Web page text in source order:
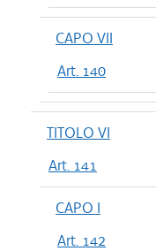
CAPO VII
Art. 140
TITOLO VI
Art. 141
CAPO I
Art. 142